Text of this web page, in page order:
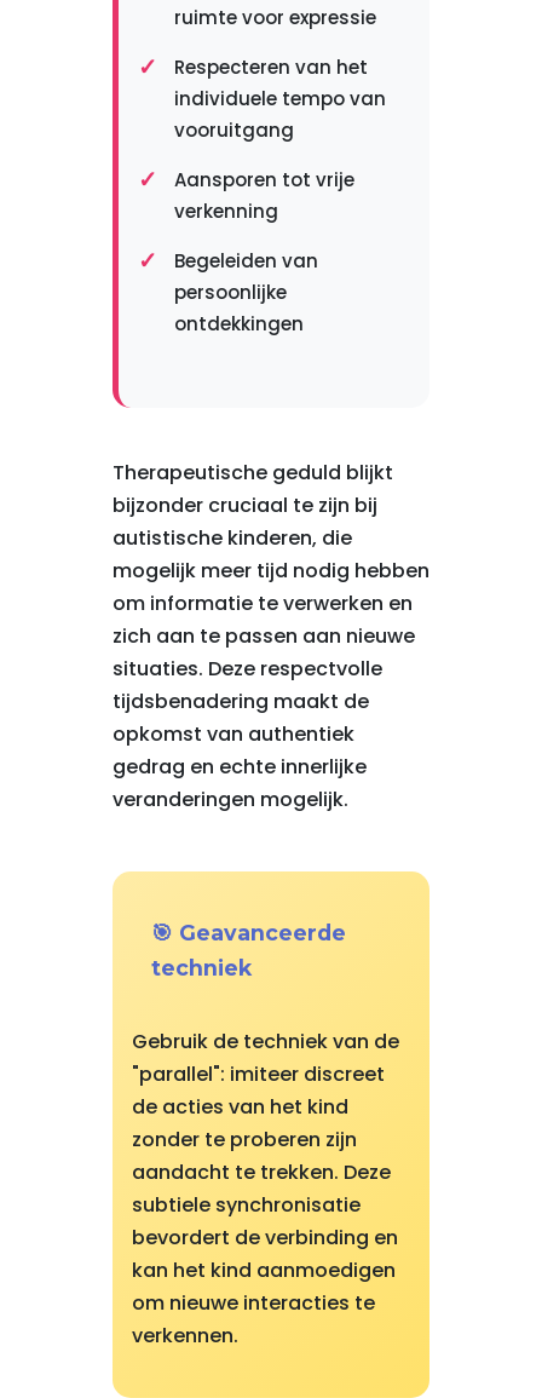
ruimte voor expressie
Respecteren van het
individuele tempo van
vooruitgang
Aansporen tot vrije
verkenning
Begeleiden van
persoonlijke
ontdekkingen
Therapeutische geduld blijkt
bijzonder cruciaal te zijn bij
autistische kinderen, die
mogelijk meer tijd nodig hebben
om informatie te verwerken en
zich aan te passen aan nieuwe
situaties. Deze respectvolle
tijdsbenadering maakt de
opkomst van authentiek
gedrag en echte innerlijke
veranderingen mogelijk.
🎯 Geavanceerde
techniek
Gebruik de techniek van de
"parallel": imiteer discreet
de acties van het kind
zonder te proberen zijn
aandacht te trekken. Deze
subtiele synchronisatie
bevordert de verbinding en
kan het kind aanmoedigen
om nieuwe interacties te
verkennen.